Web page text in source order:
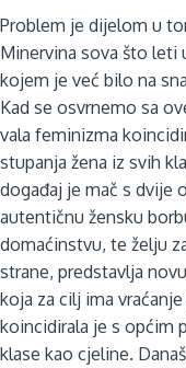
Problem je dijelom u
Minervina sova što leti
kojem je već bilo na
Kad se osvrnemo sa
vala feminizma
stupanja žena iz svih
događaj je mač s dvije
autentičnu žensku
domaćinstvu, te želju
strane, predstavlja
koja za cilj ima
koincidirala je s općim
klase kao cjeline.